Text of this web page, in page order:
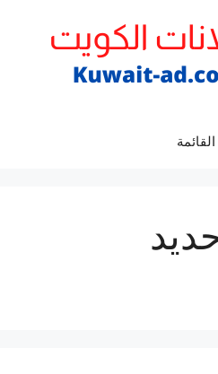
القائمة